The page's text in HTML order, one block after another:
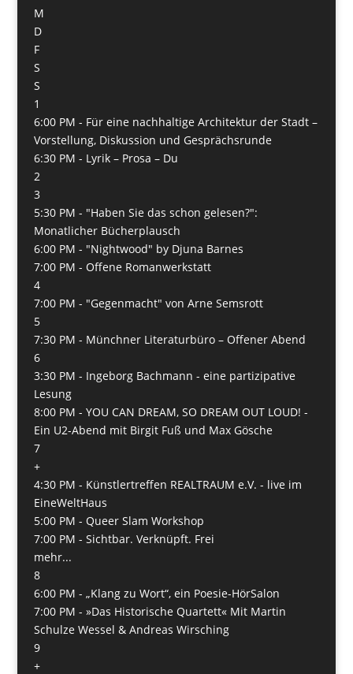
M
D
F
S
S
1
6:00 PM - Für eine nachhaltige Architektur der Stadt –
Vorstellung, Diskussion und Gesprächsrunde
6:30 PM - Lyrik – Prosa – Du
2
3
5:30 PM - "Haben Sie das schon gelesen?":
Monatlicher Bücherplausch
6:00 PM - "Nightwood" by Djuna Barnes
7:00 PM - Offene Romanwerkstatt
4
7:00 PM - "Gegenmacht" von Arne Semsrott
5
7:30 PM - Münchner Literaturbüro – Offener Abend
6
3:30 PM - Ingeborg Bachmann - eine partizipative
Lesung
8:00 PM - YOU CAN DREAM, SO DREAM OUT LOUD! -
Ein U2-Abend mit Birgit Fuß und Max Gösche
7
+
4:30 PM - Künstlertreffen REALTRAUM e.V. - live im
EineWeltHaus
5:00 PM - Queer Slam Workshop
7:00 PM - Sichtbar. Verknüpft. Frei
mehr...
8
6:00 PM - „Klang zu Wort“, ein Poesie-HörSalon
7:00 PM - »Das Historische Quartett« Mit Martin
Schulze Wessel & Andreas Wirsching
9
+